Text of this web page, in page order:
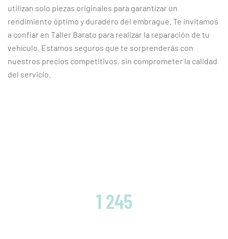
utilizan solo piezas originales para garantizar un
rendimiento óptimo y duradero del embrague. Te invitamos
a confiar en Taller Barato para realizar la reparación de tu
vehículo. Estamos seguros que te sorprenderás con
nuestros precios competitivos, sin comprometer la calidad
del servicio.
1 245